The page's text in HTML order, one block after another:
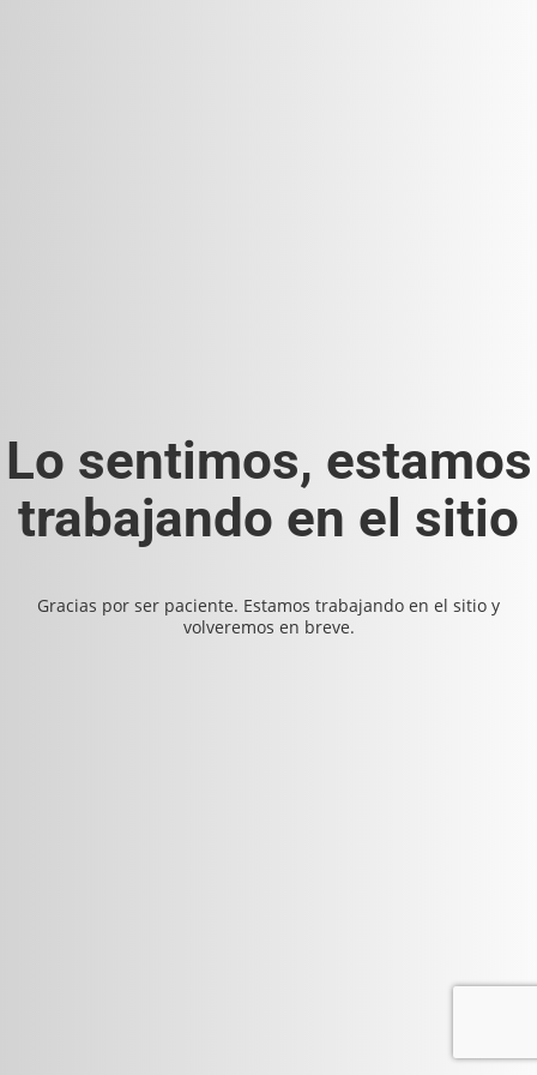
Lo sentimos, estamos
trabajando en el sitio
Gracias por ser paciente. Estamos trabajando en el sitio y
volveremos en breve.